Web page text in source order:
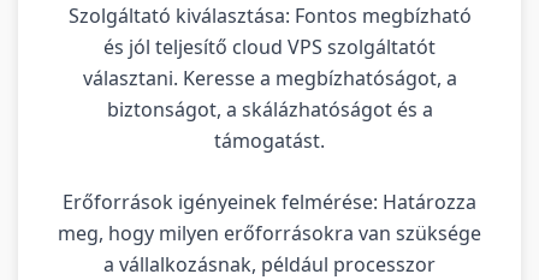
Szolgáltató kiválasztása: Fontos megbízható
és jól teljesítő cloud VPS szolgáltatót
választani. Keresse a megbízhatóságot, a
biztonságot, a skálázhatóságot és a
támogatást.
Erőforrások igényeinek felmérése: Határozza
meg, hogy milyen erőforrásokra van szüksége
a vállalkozásnak, például processzor